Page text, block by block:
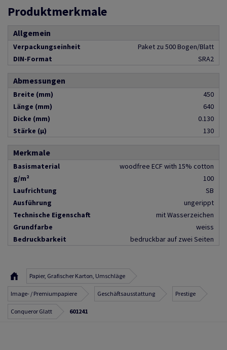
Produktmerkmale
Allgemein
Verpackungseinheit
Paket zu 500 Bogen/Blatt
DIN-Format
SRA2
Abmessungen
Breite (mm)
450
Länge (mm)
640
Dicke (mm)
0.130
Stärke (µ)
130
Merkmale
Basismaterial
woodfree ECF with 15% cotton
g/m²
100
Laufrichtung
SB
Ausführung
ungerippt
Technische Eigenschaft
mit Wasserzeichen
Grundfarbe
weiss
Bedruckbarkeit
bedruckbar auf zwei Seiten
Papier, Grafischer Karton, Umschläge
Image- / Premiumpapiere Geschäftsausstattung Prestige
Conqueror Glatt 601241